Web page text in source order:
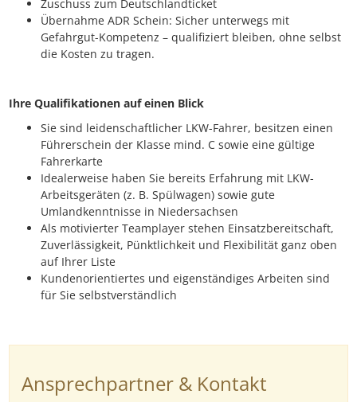
Zuschuss zum Deutschlandticket
Übernahme ADR Schein: Sicher unterwegs mit
Gefahrgut-Kompetenz – qualifiziert bleiben, ohne selbst
die Kosten zu tragen.
Ihre Qualifikationen auf einen Blick
Sie sind leidenschaftlicher LKW-Fahrer, besitzen einen
Führerschein der Klasse mind. C sowie eine gültige
Fahrerkarte
Idealerweise haben Sie bereits Erfahrung mit LKW-
Arbeitsgeräten (z. B. Spülwagen) sowie gute
Umlandkenntnisse in Niedersachsen
Als motivierter Teamplayer stehen Einsatzbereitschaft,
Zuverlässigkeit, Pünktlichkeit und Flexibilität ganz oben
auf Ihrer Liste
Kundenorientiertes und eigenständiges Arbeiten sind
für Sie selbstverständlich
Ansprechpartner & Kontakt